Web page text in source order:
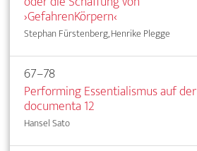
›GefahrenKörpern‹
Stephan Fürstenberg, Henrike Plegge
67–78
Performing Essentialismus auf der
documenta 12
Hansel Sato